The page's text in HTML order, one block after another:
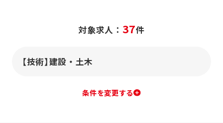
対象求人： 37件
【技術】建設・土木
条件を変更する